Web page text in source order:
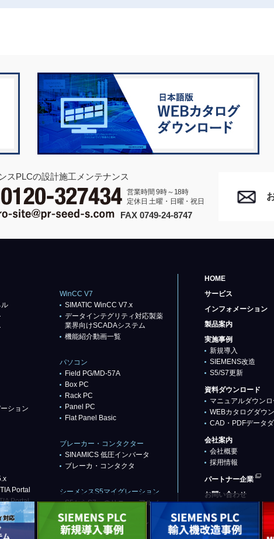
スPLCの設計施工メンテナンス
営業時間 9時～18時
定休日 土曜・日曜・祝日
FAX 0749-24-8747
ション
Portal
Portal
WinCC V7
SIMATIC WinCC V7.x
データインテグリティ対応製薬
業界向けSCADAシステム
機能紹介動画一覧
パソコン
Field PG/MD-57A
Box PC
Rack PC
Panel PC
Flat Panel Basic
ブレーカー・コンタクター
SINAMICS 低圧インバータ
ブレーカ・コンタクタ
シーメンスS5マイグレーション
S5からS7へのリニューアル／
リプレース
代替推奨品（基本パターン）
HOME
サービス
インフォメーション
製品案内
実施事例
新規導入
SIEMENS改造
S5/S7更新
資料ダウンロード
マニュアルダウンロ
WEBカタログダウ
CAD・PDFデータ
会社案内
会社概要
採用情報
パートナー企業
お問い合わせ